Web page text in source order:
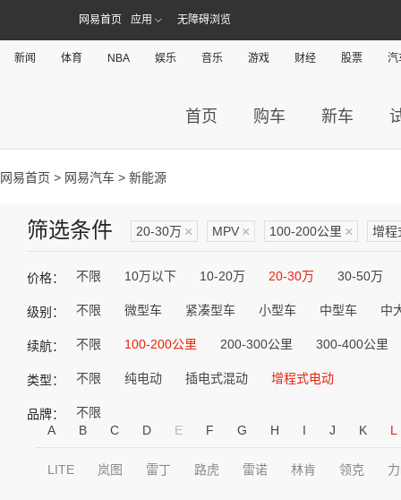
网易首页 应用 无障碍浏览
新闻 体育 NBA 娱乐 音乐 游戏 财经 股票 汽
首页 购车 新车
网易首页 > 网易汽车 > 新能源
筛选条件 20-30万 × MPV × 100-200公里 × 增程
价格： 不限 10万以下 10-20万 20-30万 30-50万
级别： 不限 微型车 紧凑型车 小型车 中型车 中
续航： 不限 100-200公里 200-300公里 300-400公里
类型： 不限 纯电动 插电式混动 增程式电动
品牌：
不限
A
B C D E F G H I J K L
LITE 岚图 雷丁 路虎 雷诺 林肯 领克